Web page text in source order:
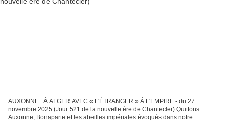
AUXONNE : À ALGER AVEC « L'ÉTRANGER » À L'EMPIRE - du 27
novembre 2025 (Jour 521 de la nouvelle ère de Chantecler) Quittons
Auxonne, Bonaparte et les abeilles impériales évoqués dans notre